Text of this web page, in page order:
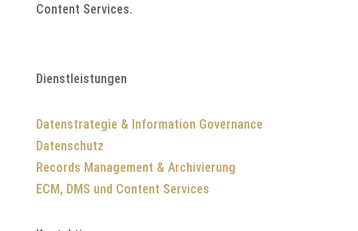
Content Services.
Dienstleistungen
Datenstrategie & Information Governance
Datenschutz
Records Management & Archivierung
ECM, DMS und Content Services